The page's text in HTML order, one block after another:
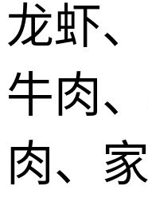
龙虾
牛肉
肉、